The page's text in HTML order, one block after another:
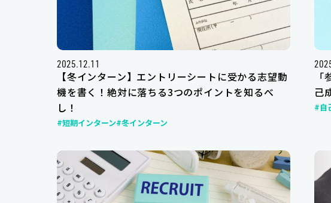
2025.12.11
【冬インターン】エントリーシートに受かる志望動
機を書く！絶対に落ちる3つのポイントを知るべ
し！
#短期インターン#冬インターン
己
#自